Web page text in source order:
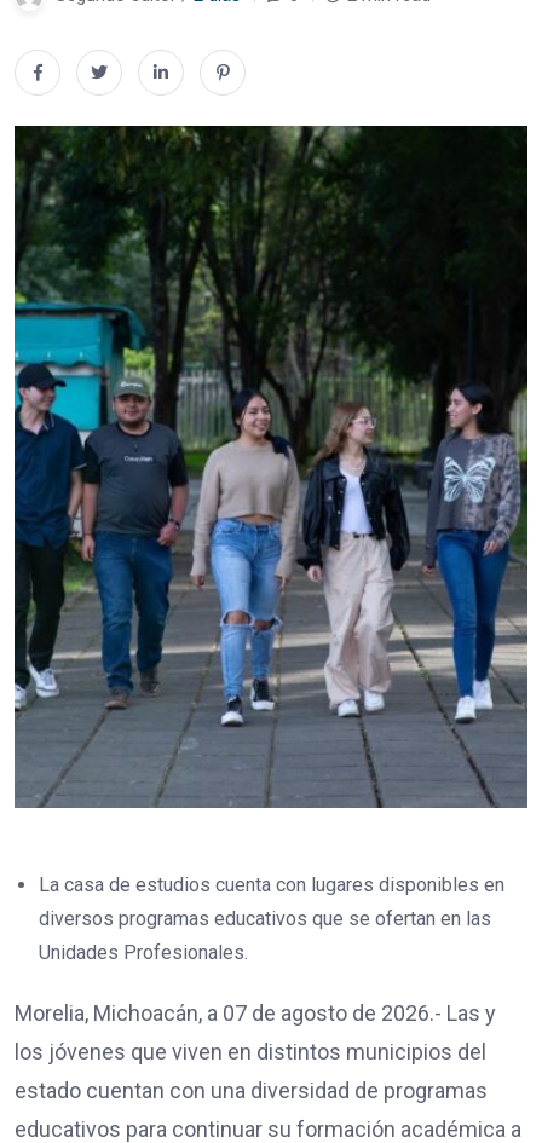
La casa de estudios cuenta con lugares disponibles en
diversos programas educativos que se ofertan en las
Unidades Profesionales.
Morelia, Michoacán, a 07 de agosto de 2026.- Las y
los jóvenes que viven en distintos municipios del
estado cuentan con una diversidad de programas
educativos para continuar su formación académica a